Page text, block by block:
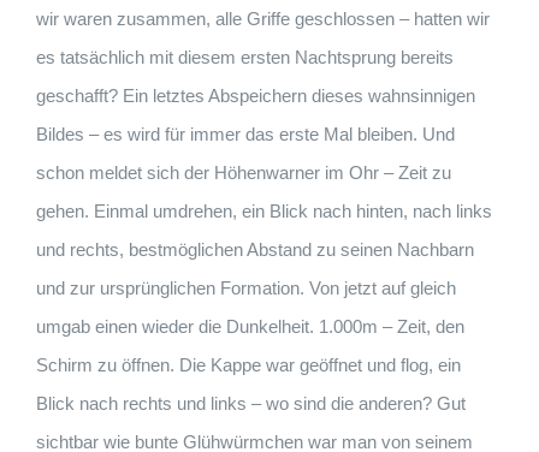
wir waren zusammen, alle Griffe geschlossen – hatten wir
es tatsächlich mit diesem ersten Nachtsprung bereits
geschafft? Ein letztes Abspeichern dieses wahnsinnigen
Bildes – es wird für immer das erste Mal bleiben. Und
schon meldet sich der Höhenwarner im Ohr – Zeit zu
gehen. Einmal umdrehen, ein Blick nach hinten, nach links
und rechts, bestmöglichen Abstand zu seinen Nachbarn
und zur ursprünglichen Formation. Von jetzt auf gleich
umgab einen wieder die Dunkelheit. 1.000m – Zeit, den
Schirm zu öffnen. Die Kappe war geöffnet und flog, ein
Blick nach rechts und links – wo sind die anderen? Gut
sichtbar wie bunte Glühwürmchen war man von seinem